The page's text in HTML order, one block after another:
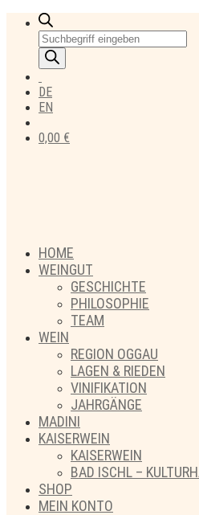
Products
search
DE
EN
0,00 €
HOME
WEINGUT
GESCHICHTE
PHILOSOPHIE
TEAM
WEIN
REGION OGGAU
LAGEN & RIEDEN
VINIFIKATION
JAHRGÄNGE
MADINI
KAISERWEIN
KAISERWEIN
BAD ISCHL –
SHOP
MEIN KONTO